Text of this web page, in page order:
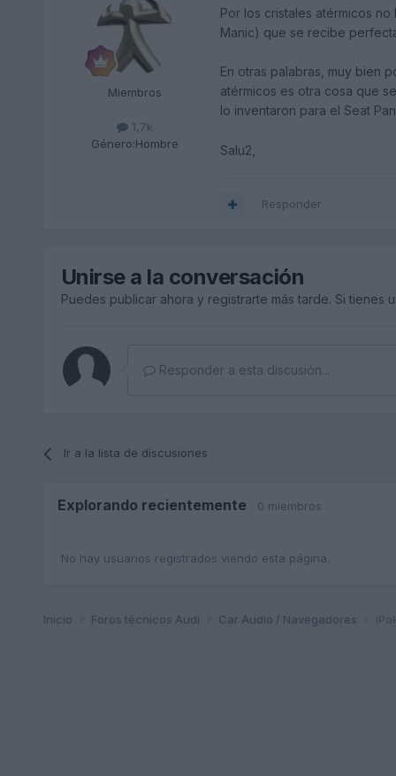
Miembros
1,7k
Género:Hombre
Por los cristales atérmicos
Manic) que se recibe
En otras palabras, muy bien
atérmicos es otra cosa que
lo inventaron para el Seat
Salu2,
Responder
Unirse a la conversación
Puedes publicar ahora y registrarte más tarde. Si tienes
Responder a esta discusión...
Ir a la lista de discusiones
Explorando recientemente 0 miembros
No hay usuarios registrados viendo esta página.
Inicio Foros técnicos Audi Car Audio / Navegadores